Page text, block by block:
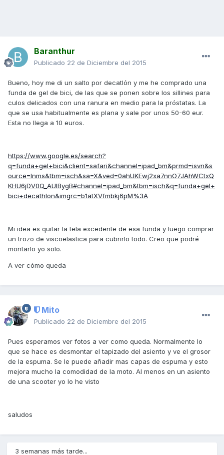
Baranthur
Publicado 22 de Diciembre del 2015
Bueno, hoy me di un salto por decatlón y me he comprado una
funda de gel de bici, de las que se ponen sobre los sillines para
culos delicados con una ranura en medio para la próstatas. La
que se usa habitualmente es plana y sale por unos 50-60 eur.
Esta no llega a 10 euros.
https://www.google.es/search?
q=funda+gel+bici&client=safari&channel=ipad_bm&prmd=isvn&s
ource=lnms&tbm=isch&sa=X&ved=0ahUKEwj2xa7nnO7JAhWCtxQ
KHU6jDV0Q_AUIBygB#channel=ipad_bm&tbm=isch&q=funda+gel+
bici+decathlon&imgrc=b1atXVfmbkj6pM%3A
Mi idea es quitar la tela excedente de esa funda y luego comprar
un trozo de viscoelastica para cubrirlo todo. Creo que podré
montarlo yo solo.
A ver cómo queda
Mito
Publicado 22 de Diciembre del 2015
Pues esperamos ver fotos a ver como queda. Normalmente lo
que se hace es desmontar el tapizado del asiento y ve el grosor
de la espuma. Se le puede añadir mas capas de espuma y esto
mejora mucho la comodidad de la moto. Al menos en un asiento
de una scooter yo lo he visto
saludos
3 semanas más tarde...